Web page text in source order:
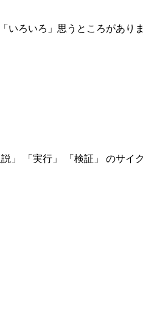
いろいろ」思うところがあり
」 「実行」 「検証」 のサイ